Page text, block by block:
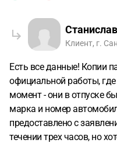
Станислав
Клиент, г.
Есть все данные! Копии
официальной работы,
момент - они в отпуске
марка и номер
предоставлено с
течении трех часов, но